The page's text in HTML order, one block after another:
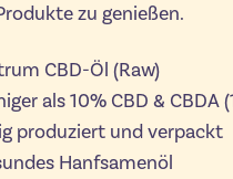
zu genießen.
CBD-Öl (Raw)
als 10% CBD & CBDA
produziert und verpackt
Hanfsamenöl